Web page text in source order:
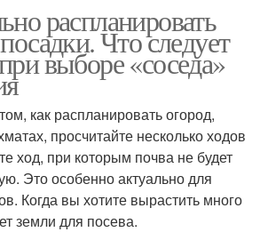
распланировать
Что следует
выборе «соседа»
как распланировать огород,
просчитайте несколько ходов
ход, при которым почва не будет
Это особенно актуально для
Когда вы хотите вырастить много
земли для посева.